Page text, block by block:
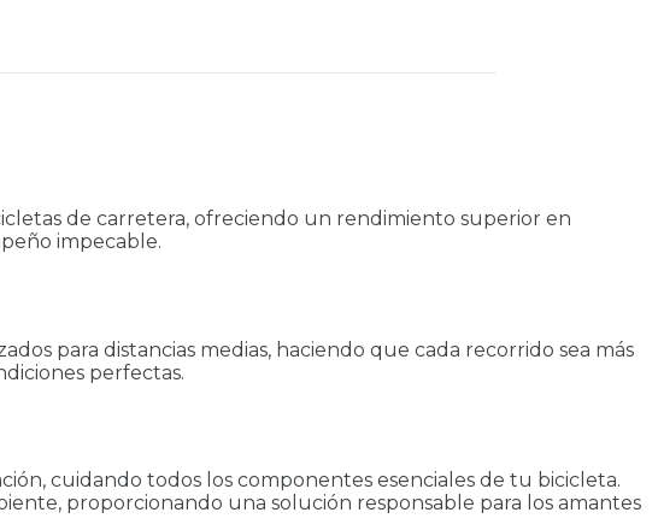
de carretera, ofreciendo un rendimiento superior en
impecable.
para distancias medias, haciendo que cada recorrido sea más
perfectas.
cuidando todos los componentes esenciales de tu bicicleta.
proporcionando una solución responsable para los amantes